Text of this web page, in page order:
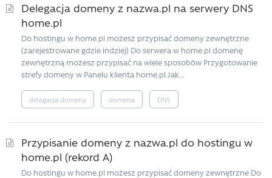
Delegacja domeny z nazwa.pl na serwery DNS
home.pl
Do hostingu w home.pl możesz przypisać domeny zewnętrzne
(zarejestrowane gdzie indziej) Do serwera w home.pl domenę
zewnętrzną możesz przypisać na wiele sposobów Przygotowanie
strefy domeny w Panelu klienta home.pl Jak...
delegacja domeny domena DNS
Przypisanie domeny z nazwa.pl do hostingu w
home.pl (rekord A)
Do hostingu w home.pl możesz przypisać domeny zewnętrzne Do